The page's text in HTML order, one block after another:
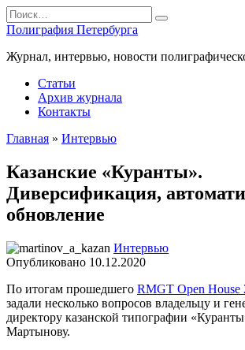
Перейти
к
содержанию
Search
for:
Полиграфия Петербурга
Журнал, интервью, новости
Статьи
Архив журнала
Контакты
Главная » Интервью
Казанские «Куранты».
Диверсификация,
обновление
Интервью
Опубликовано 10.12.2020
По итогам прошедшего RMGT Open House
задали несколько вопросов владельцу и
директору казанской типографии
Мартынову.